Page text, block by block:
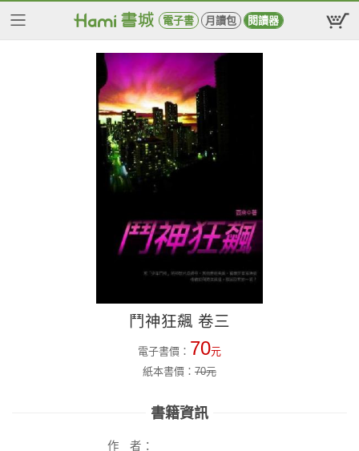
電子書 月讀包 閱讀器
鬥神狂飆 卷三
電子書價： 70元
紙本書價： 70元
書籍資訊
作
者：